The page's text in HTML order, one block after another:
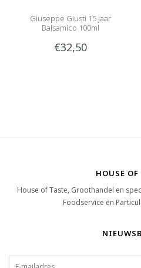
Giuseppe Giusti 15 jaar
Balsamico 100ml
€32,50
HOUSE
House of Taste, Groothandel en
Foodservice en